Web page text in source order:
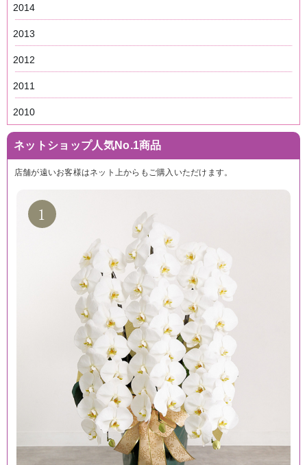
2014
2013
2012
2011
2010
ネットショップ人気No.1商品
店舗が遠いお客様はネット上からもご購入いただけます。